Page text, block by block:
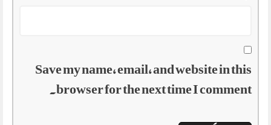
Save my name, email, and website in this
browser for the next time I comment.